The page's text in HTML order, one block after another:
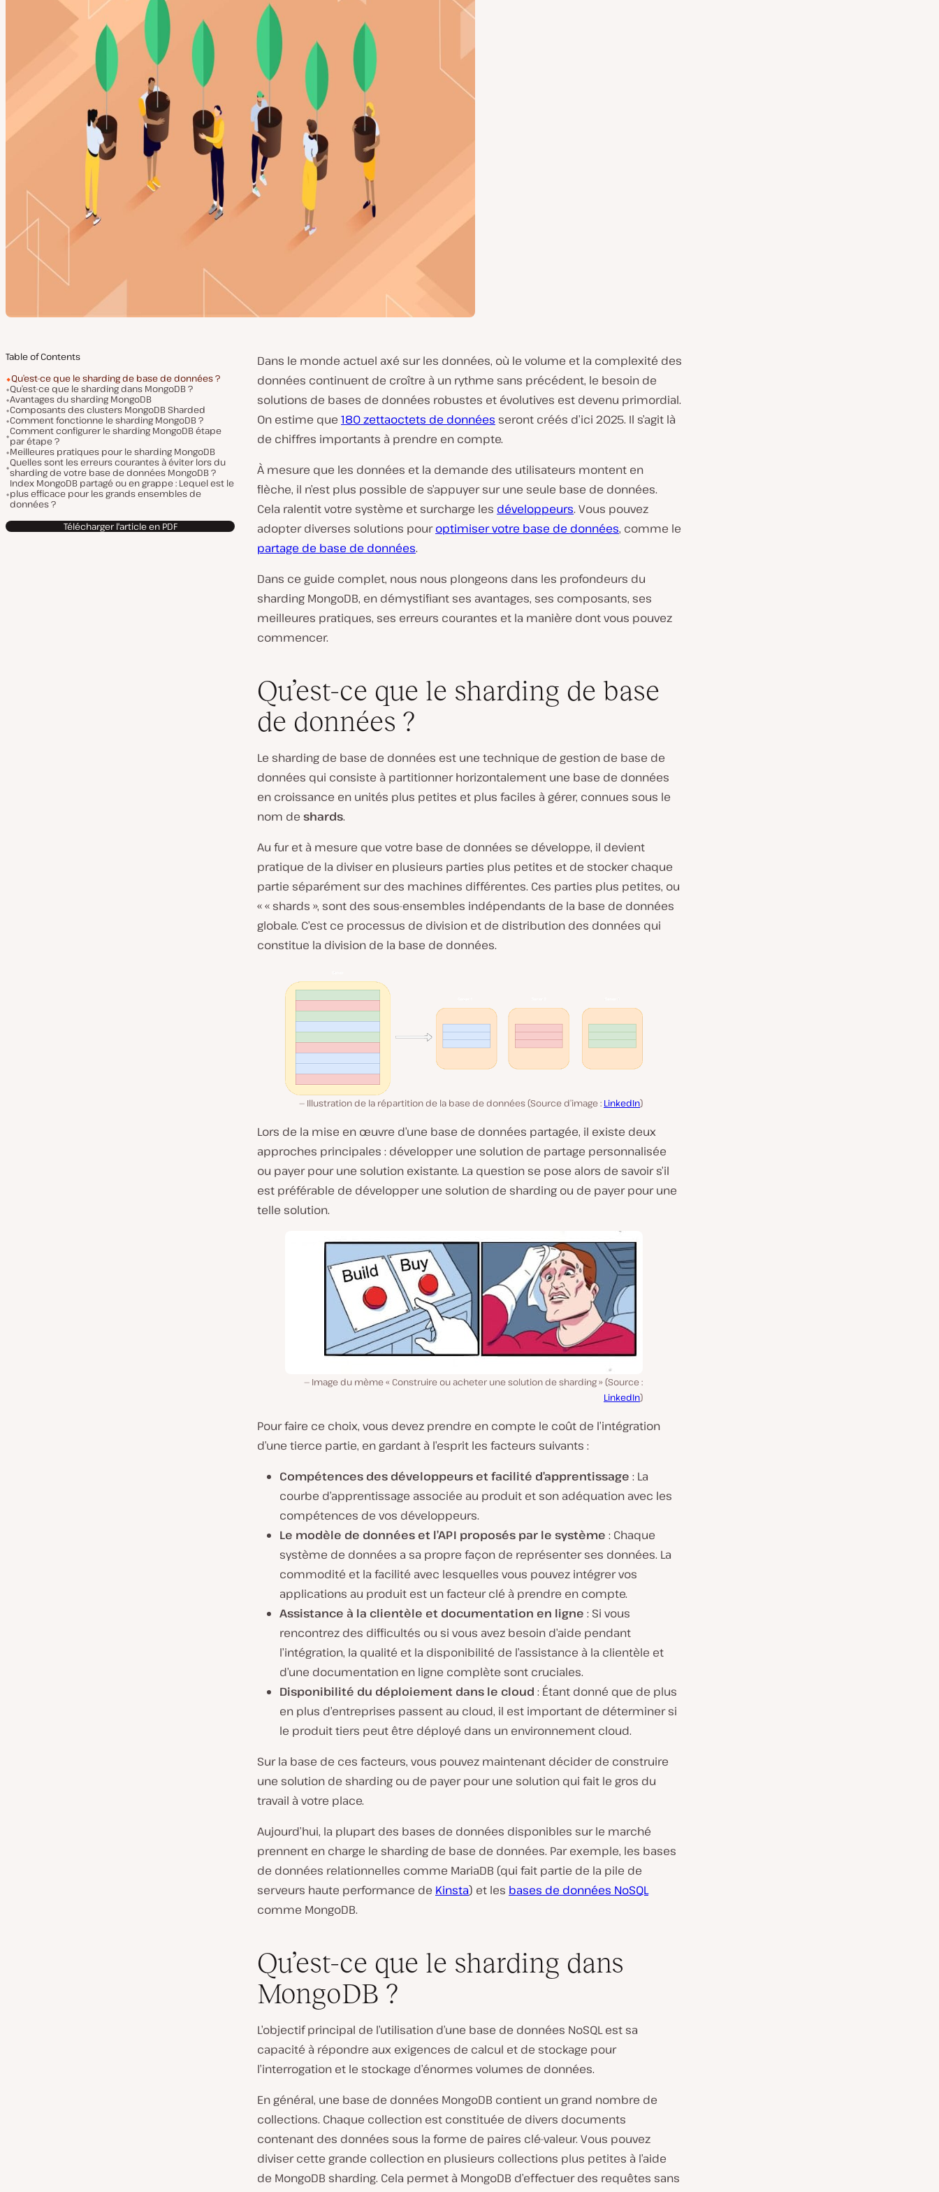
Table of Contents
Qu’est-ce que le sharding de base de données ?
Qu’est-ce que le sharding dans MongoDB ?
Avantages du sharding MongoDB
Composants des clusters MongoDB Sharded
Comment fonctionne le sharding MongoDB ?
Comment configurer le sharding MongoDB étape
par étape ?
Meilleures pratiques pour le sharding MongoDB
Quelles sont les erreurs courantes à éviter lors du
sharding de votre base de données MongoDB ?
Index MongoDB partagé ou en grappe : Lequel est le
plus efficace pour les grands ensembles de
données ?
Télécharger l'article en PDF
Dans le monde actuel axé sur les données, où le volume et la complexité des
données continuent de croître à un rythme sans précédent, le besoin de
solutions de bases de données robustes et évolutives est devenu primordial.
On estime que 180 zettaoctets de données seront créés d’ici 2025. Il s’agit là
de chiffres importants à prendre en compte.
À mesure que les données et la demande des utilisateurs montent en
flèche, il n’est plus possible de s’appuyer sur une seule base de données.
Cela ralentit votre système et surcharge les développeurs. Vous pouvez
adopter diverses solutions pouroptimiser votre base de données, comme le
partage de base de données.
Dans ce guide complet, nous nous plongeons dans les profondeurs du
sharding MongoDB, en démystifiant ses avantages, ses composants, ses
meilleures pratiques, ses erreurs courantes et la manière dont vous pouvez
commencer.
Qu’est-ce que le sharding de base
de données ?
Le sharding de base de données est une technique de gestion de base de
données qui consiste à partitionner horizontalement une base de données
en croissance en unités plus petites et plus faciles à gérer, connues sous le
nom de shards.
Au fur et à mesure que votre base de données se développe, il devient
pratique de la diviser en plusieurs parties plus petites et de stocker chaque
partie séparément sur des machines différentes. Ces parties plus petites, ou
« « shards », sont des sous-ensembles indépendants de la base de données
globale. C’est ce processus de division et de distribution des données qui
constitue la division de la base de données.
Illustration de la répartition de la base de données (Source d’image : LinkedIn)
Lors de la mise en œuvre d’une base de données partagée, il existe deux
approches principales : développer une solution de partage personnalisée
ou payer pour une solution existante. La question se pose alors de savoir s’il
est préférable de développer une solution de sharding ou de payer pour une
telle solution.
Image du mème « Construire ou acheter une solution de sharding » (Source :
LinkedIn)
Pour faire ce choix, vous devez prendre en compte le coût de l’intégration
d’une tierce partie, en gardant à l’esprit les facteurs suivants :
Compétences des développeurs et facilité d’apprentissage : La
courbe d’apprentissage associée au produit et son adéquation avec les
compétences de vos développeurs.
Le modèle de données et l’API proposés par le système : Chaque
système de données a sa propre façon de représenter ses données. La
commodité et la facilité avec lesquelles vous pouvez intégrer vos
applications au produit est un facteur clé à prendre en compte.
Assistance à la clientèle et documentation en ligne : Si vous
rencontrez des difficultés ou si vous avez besoin d’aide pendant
l’intégration, la qualité et la disponibilité de l’assistance à la clientèle et
d’une documentation en ligne complète sont cruciales.
Disponibilité du déploiement dans le cloud : Étant donné que de plus
en plus d’entreprises passent au cloud, il est important de déterminer si
le produit tiers peut être déployé dans un environnement cloud.
Sur la base de ces facteurs, vous pouvez maintenant décider de construire
une solution de sharding ou de payer pour une solution qui fait le gros du
travail à votre place.
Aujourd’hui, la plupart des bases de données disponibles sur le marché
prennent en charge le sharding de base de données. Par exemple, les bases
de données relationnelles comme MariaDB (qui fait partie de la pile de
serveurs haute performance de Kinsta) et les bases de données NoSQL
comme MongoDB.
Qu’est-ce que le sharding dans
MongoDB ?
L’objectif principal de l’utilisation d’une base de données NoSQL est sa
capacité à répondre aux exigences de calcul et de stockage pour
l’interrogation et le stockage d’énormes volumes de données.
En général, une base de données MongoDB contient un grand nombre de
collections. Chaque collection est constituée de divers documents
contenant des données sous la forme de paires clé-valeur. Vous pouvez
diviser cette grande collection en plusieurs collections plus petites à l’aide
de MongoDB sharding. Cela permet à MongoDB d’effectuer des requêtes sans